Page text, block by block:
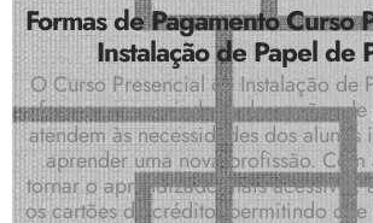
Formas de Pagamento Curso
Instalação de Papel de
O Curso Presencial de Instalação de
oferece uma variedade de opções
atendem às necessidades dos alunos
aprender uma nova profissão.
tornar o aprendizado mais acessível,
os cartões de crédito, permitindo